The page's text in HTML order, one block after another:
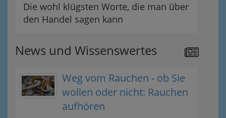
Die wohl klügsten Worte, die man über
den Handel sagen kann
News und Wissenswertes
Weg vom Rauchen - ob Sie
wollen oder nicht: Rauchen
aufhören